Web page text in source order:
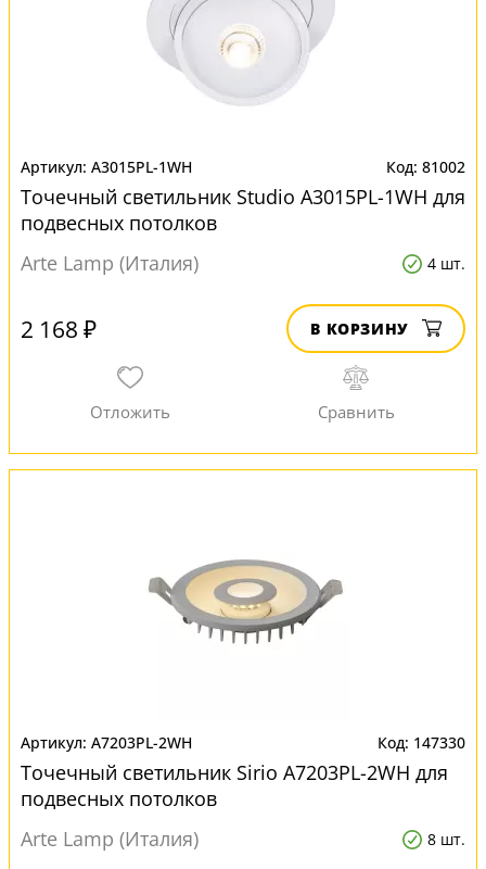
A3015PL-1WH 81002
Точечный светильник Studio A3015PL-1WH для
подвесных потолков
Arte Lamp (Италия)
4 шт.
2 168 ₽ В КОРЗИНУ
A7203PL-2WH 147330
Точечный светильник Sirio A7203PL-2WH для
подвесных потолков
Arte Lamp (Италия)
8 шт.